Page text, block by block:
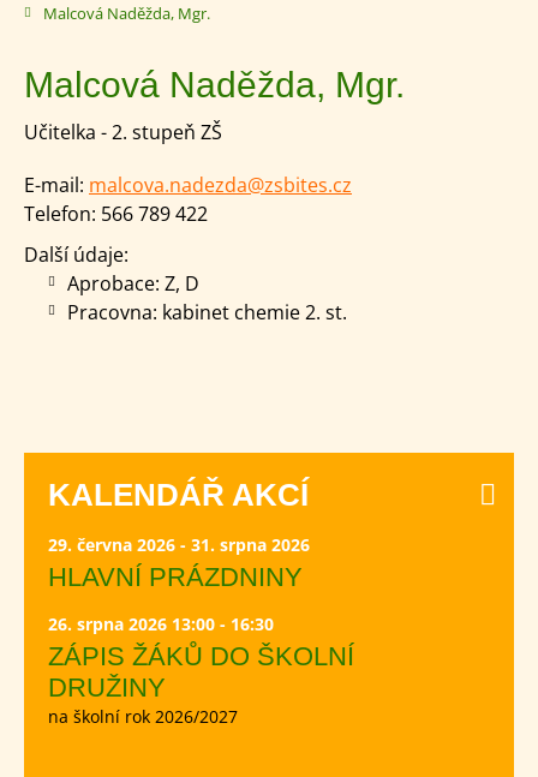
Malcová Naděžda, Mgr.
Malcová Naděžda, Mgr.
Učitelka - 2. stupeň ZŠ
E-mail: malcova.nadezda@zsbites.cz
Telefon: 566 789 422
Další údaje:
Aprobace: Z, D
Pracovna: kabinet chemie 2. st.
KALENDÁŘ AKCÍ
29. června 2026 - 31. srpna 2026
HLAVNÍ PRÁZDNINY
26. srpna 2026 13:00 - 16:30
ZÁPIS ŽÁKŮ DO ŠKOLNÍ
DRUŽINY
na školní rok 2026/2027